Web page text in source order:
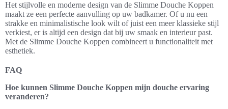
Het stijlvolle en moderne design van de Slimme Douche Koppen
maakt ze een perfecte aanvulling op uw badkamer. Of u nu een
strakke en minimalistische look wilt of juist een meer klassieke stijl
verkiest, er is altijd een design dat bij uw smaak en interieur past.
Met de Slimme Douche Koppen combineert u functionaliteit met
esthetiek.
FAQ
Hoe kunnen Slimme Douche Koppen mijn douche ervaring
veranderen?